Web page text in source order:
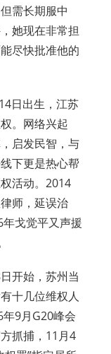
需长期服中
她现在非常担
尽快批准他的
日出生，江苏
。网络兴起
启发民智，与
下更是热心帮
活动。2014
师，延误治
戈觉平又声援
开始，苏州当
十几位维权人
9月G20峰会
抓捕，11月4